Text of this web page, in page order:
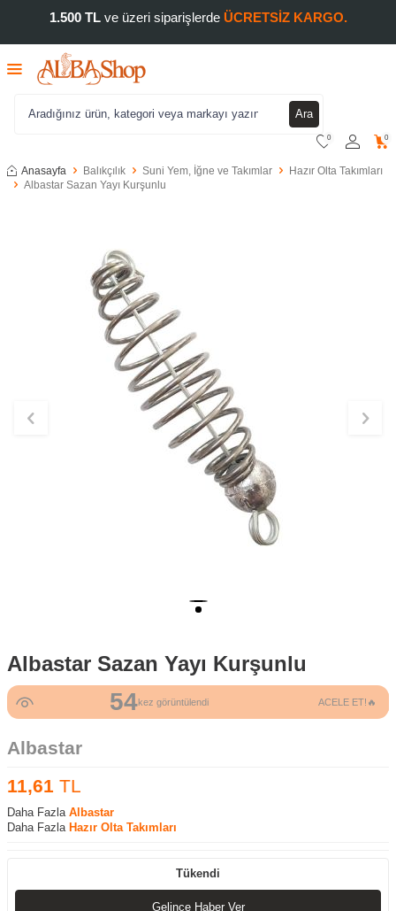
1.500 TLve üzeri siparişlerde ÜCRETSİZ KARGO.
Ara
0 0
Anasayfa Balıkçılık Suni Yem, İğne ve Takımlar
Hazır Olta Takımları
Albastar Sazan Yayı Kurşunlu
Albastar Sazan Yayı Kurşunlu
54kez görüntülendi ACELE ET!🔥
Albastar
11,61 TL
Daha Fazla Albastar
Daha Fazla Hazır Olta Takımları
Tükendi
Gelince Haber Ver